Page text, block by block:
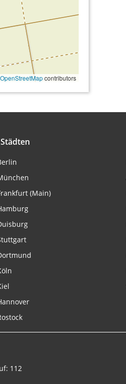
OpenStreetMapcontributors
(Main)
112